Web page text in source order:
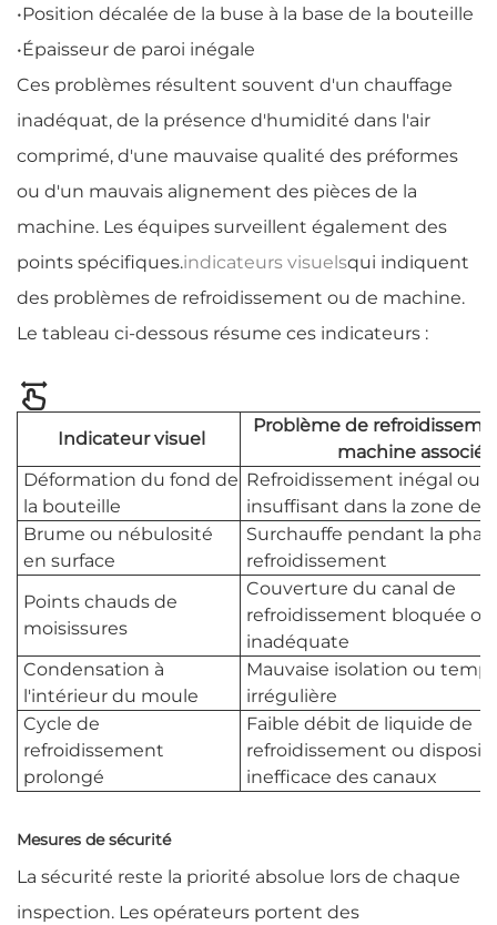
•Position décalée de la buse à la base de la bouteille
•Épaisseur de paroi inégale
Ces problèmes résultent souvent d'un chauffage
inadéquat, de la présence d'humidité dans l'air
comprimé, d'une mauvaise qualité des préformes
ou d'un mauvais alignement des pièces de la
machine. Les équipes surveillent également des
points spécifiques.indicateurs visuelsqui indiquent
des problèmes de refroidissement ou de machine.
Le tableau ci-dessous résume ces indicateurs :
Indicateur visuel
Problème de
machine associé
Déformation du fond de
la bouteille
Refroidissement inégal ou
insuffisant dans la zone de
Brume ou nébulosité
en surface
Surchauffe pendant la
refroidissement
Points chauds de
moisissures
Couverture du canal de
refroidissement bloquée ou
inadéquate
Condensation à
l'intérieur du moule
Mauvaise isolation ou
irrégulière
Cycle de
refroidissement
prolongé
Faible débit de liquide de
refroidissement ou
inefficace des canaux
Mesures de sécurité
La sécurité reste la priorité absolue lors de chaque
inspection. Les opérateurs portent des